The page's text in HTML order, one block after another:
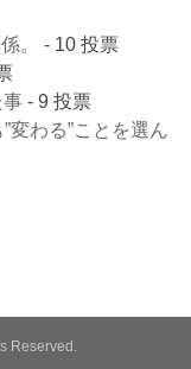
。
- 10 投票
事 - 9 投票
変わる”ことを選ん
Reserved.